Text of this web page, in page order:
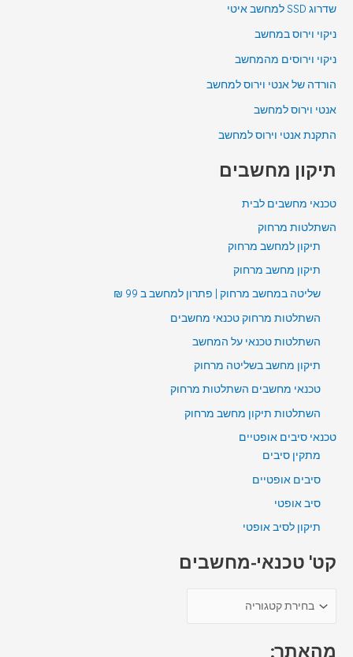
שדרוג SSD למחשב איטי
ניקוי וירוס במחשב
ניקוי וירוסים מהמחשב
הורדה של אנטי וירוס למחשב
אנטי וירוס למחשב
התקנת אנטי וירוס למחשב
תיקון מחשבים
טכנאי מחשבים לבית
השתלטות מרחוק
תיקון למחשב מרחוק
תיקון מחשב מרחוק
שליטה במחשב מרחוק | פתרון למחשב ב 99 ₪
השתלטות מרחוק טכנאי מחשבים
השתלטות טכנאי על המחשב
תיקון מחשב בשליטה מרחוק
טכנאי מחשבים השתלטות מרחוק
השתלטות תיקון מחשב מרחוק
טכנאי סיבים אופטיים
מתקין סיבים
סיבים אופטיים
סיב אופטי
תיקון לסיב אופטי
קט' טכנאי-מחשבים
מהאתר: